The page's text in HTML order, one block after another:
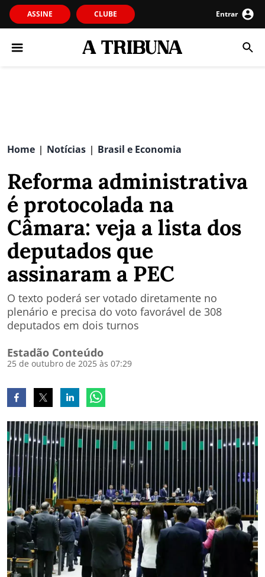
ASSINE CLUBE Entrar
Home | Notícias | Brasil e Economia
Reforma administrativa
é protocolada na
Câmara: veja a lista dos
deputados que
assinaram a PEC
O texto poderá ser votado diretamente no
plenário e precisa do voto favorável de 308
deputados em dois turnos
Estadão Conteúdo
25 de outubro de 2025 às 07:29